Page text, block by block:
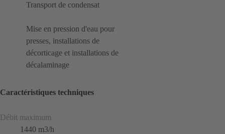
Transport de condensat
Mise en pression d'eau pour
presses, installations de
décorticage et installations de
décalaminage
Caractéristiques techniques
Débit maximum
1440 m3/h